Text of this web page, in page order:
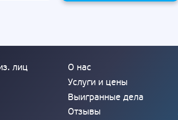
лиц
О нас
Услуги и цены
Выигранные дела
Отзывы